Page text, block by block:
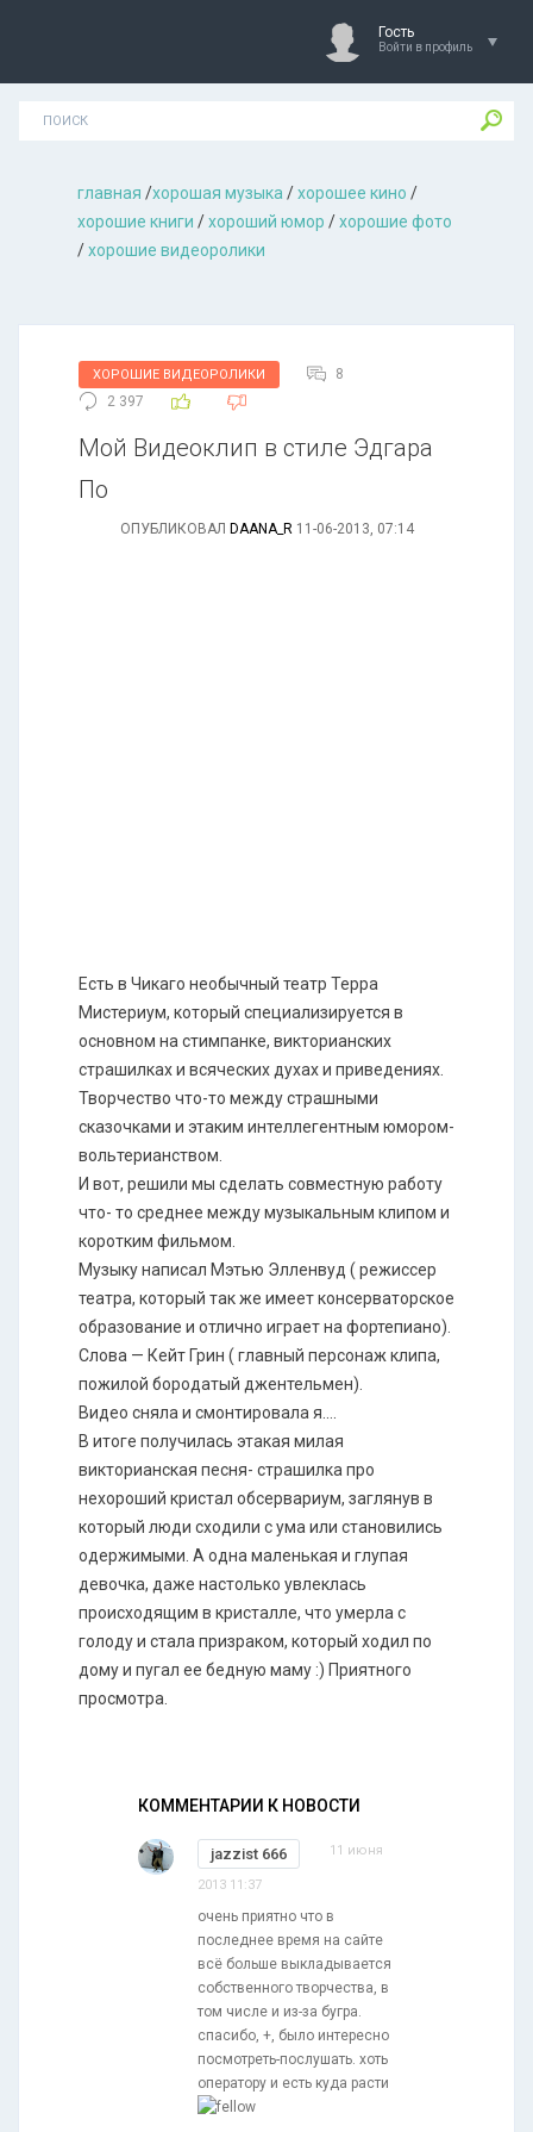
Гость
Войти в профиль
главная /хорошая музыкa /хорошее кино /
хорошие книги /хороший юмор /хорошие фото
/хорошие видеоролики
ХОРОШИЕ ВИДЕОРОЛИКИ
8
2 397
Мой Видеоклип в стиле Эдгара
По
ОПУБЛИКОВАЛ DAANA_R 11-06-2013, 07:14
Есть в Чикаго необычный театр Терра
Мистериум, который специализируется в
основном на стимпанке, викторианских
страшилках и всяческих духах и приведениях.
Творчество что-то между страшными
сказочками и этаким интеллегентным юмором-
вольтерианством.
И вот, решили мы сделать совместную работу
что- то среднее между музыкальным клипом и
коротким фильмом.
Музыку написал Мэтью Элленвуд ( режиссер
театра, который так же имеет консерваторское
образование и отлично играет на фортепиано).
Слова — Кейт Грин ( главный персонаж клипа,
пожилой бородатый джентельмен).
Видео сняла и смонтировала я....
В итоге получилась этакая милая
викторианская песня- страшилка про
нехороший кристал обсервариум, заглянув в
который люди сходили с ума или становились
одержимыми. А одна маленькая и глупая
девочка, даже настолько увлеклась
происходящим в кристалле, что умерла с
голоду и стала призраком, который ходил по
дому и пугал ее бедную маму :) Приятного
просмотра.
КОММЕНТАРИИ К НОВОСТИ
jazzist 666 11 июня
2013 11:37
очень приятно что в
последнее время на сайте
всё больше выкладывается
собственного творчества, в
том числе и из-за бугра.
спасибо, +, было интересно
посмотреть-послушать. хоть
оператору и есть куда расти